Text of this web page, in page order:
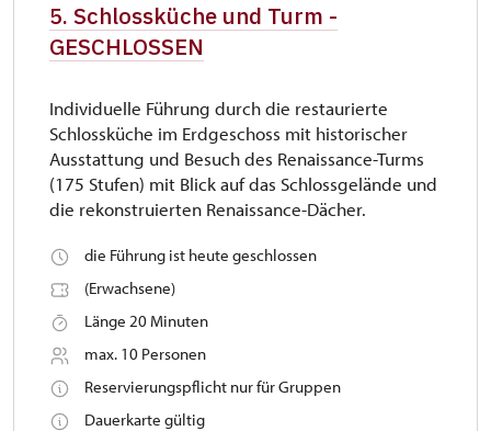
5. Schlossküche und Turm -
GESCHLOSSEN
Individuelle Führung durch die restaurierte
Schlossküche im Erdgeschoss mit historischer
Ausstattung und Besuch des Renaissance-Turms
(175 Stufen) mit Blick auf das Schlossgelände und
die rekonstruierten Renaissance-Dächer.
die Führung ist heute geschlossen
(Erwachsene)
Länge 20 Minuten
max. 10 Personen
Reservierungspflicht nur für Gruppen
Dauerkarte gültig